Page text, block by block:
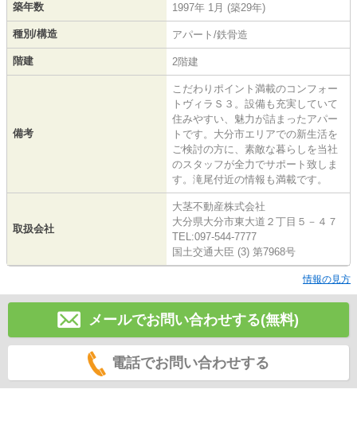
築年数 1997年 1月 (築29年)
種別/構造 アパート/鉄骨造
階建 2階建
備考
こだわりポイント満載のコンフォー
トヴィラＳ３。設備も充実していて
住みやすい、魅力が詰まったアパー
トです。大分市エリアでの新生活を
ご検討の方に、素敵な暮らしを当社
のスタッフが全力でサポート致しま
す。滝尾付近の情報も満載です。
取扱会社
大茎不動産株式会社
大分県大分市東大道２丁目５－４７
TEL:097-544-7777
国土交通大臣 (3) 第7968号
情報の見方
メールでお問い合わせする(無料)
電話でお問い合わせする